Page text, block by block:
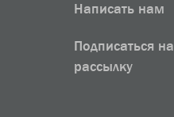
Написать нам
Подписаться на
рассылку